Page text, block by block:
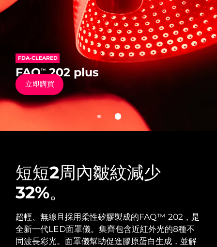
FAQ™202
抗老矽膠彩光面罩儀
立即購買
FDA-CLEARED
FAQ™202 plus
立即購買
短短2周內皺紋減少
32%。
超輕、無線且採用柔性矽膠製成的FAQ™ 202，是
全新一代LED面罩儀。集齊包含近紅外光的8種不
同波長彩光。面罩儀幫助促進膠原蛋白生成，並解
熱門產品
特別優惠 暢銷產品
LUNA™ 4 套裝
Anti-aging massage
BEAR™ 2 套裝
Microcurrent toning
預計送達日期8/8/26
預計送達日期 8/11/26
法國 預計送達日期8/8/26
德國
加拿大
奧地利 預計送達日期
巴林
比利時 8/8/26
百慕達 預計送達日期8/14/26